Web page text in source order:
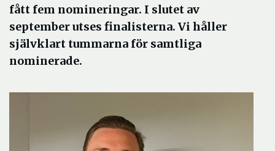
fått fem nomineringar. I slutet av
september utses finalisterna. Vi håller
självklart tummarna för samtliga
nominerade.